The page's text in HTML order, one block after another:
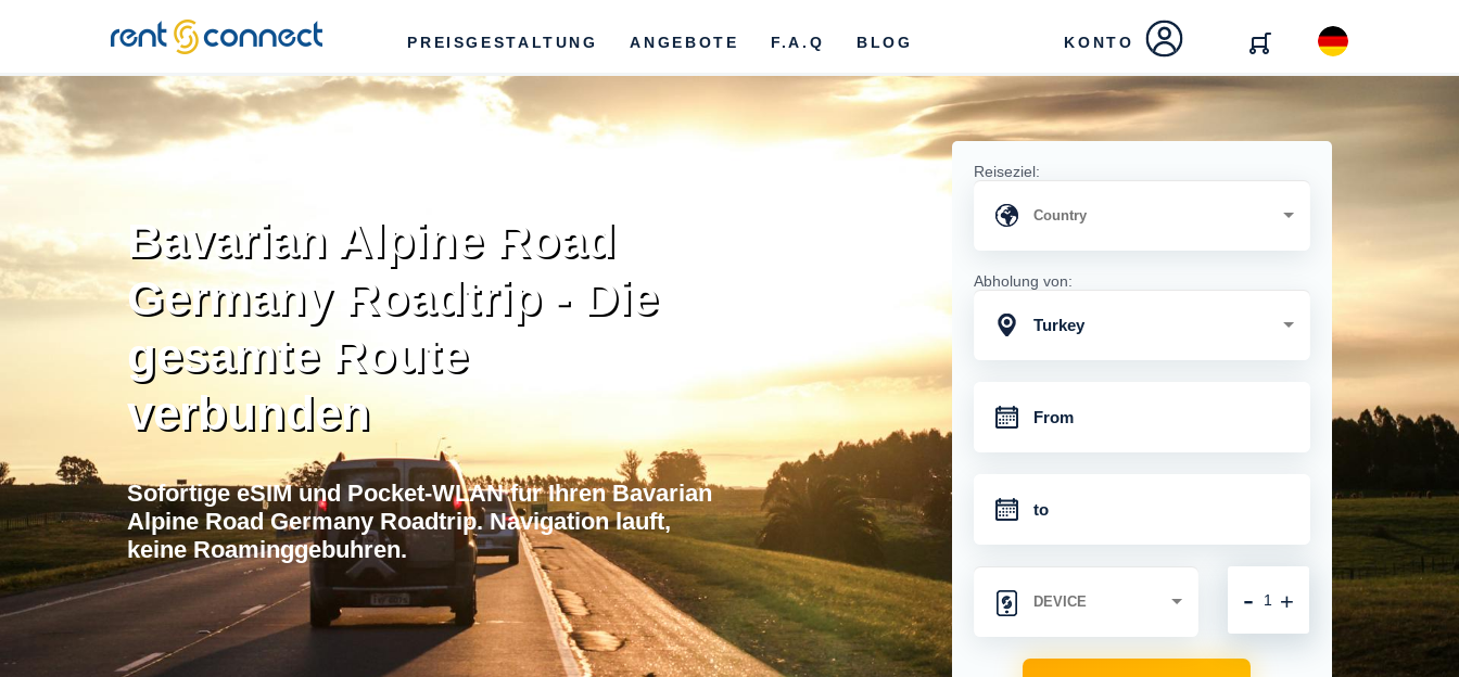
RENT'N
CONNECT
PREISGESTALTUNG ANGEBOTE F.A.Q BLOG KONTO
Bavarian Alpine Road
Germany Roadtrip - Die
gesamte Route
verbunden
Sofortige eSIM und Pocket-WLAN fur Ihren Bavarian
Alpine Road Germany Roadtrip. Navigation lauft,
keine Roaminggebuhren.
Reiseziel:
Abholung von:
Turkey
+
-